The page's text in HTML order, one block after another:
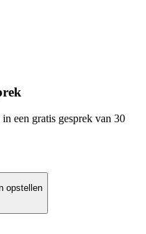
een gratis gesprek van 30
opstellen